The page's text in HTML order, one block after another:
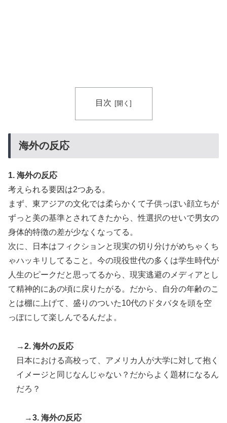
韓国人「U17日本代表、決勝で中国を破りアジア杯優勝
利したところで超えられない壁である」
大谷ドジャース撃破に貢献「トレードされなくて良かっ
た」とカブスファン絶賛
▶ 日本人「世界のみんなは普段からタコを食べてるの？」
目次
海外の反応
1. 海外の反応
考えられる要因は2つある。
まず、東アジアの文化では柔らかくて子供っぽい顔立ちが
ずっと美の基準とされてきたから、性選択のせいで男女の
身体的特徴の差が少なくなってる。
次に、日本はフィクションと現実の切り分けがめちゃくち
ゃハッキリしてること。今の現役世代の多くは学生時代が
人生のピークだと思ってるから、現実逃避のメディアとし
て精神的にあの頃に戻りたがる。だから、自分の年齢のこ
とは棚に上げて、盛りのついた10代のドタバタを頭を空
っぽにして楽しんでるんだよ。
→2. 海外の反応
日本における高校って、アメリカ人が大学に対して抱く
イメージと同じなんじゃない？だからよく題材になるん
だろ？
→3. 海外の反応